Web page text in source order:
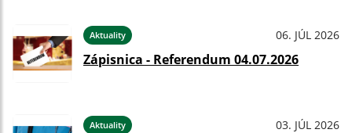
Aktuality 06. JÚL 2026
Zápisnica - Referendum 04.07.2026
Aktuality 03. JÚL 2026